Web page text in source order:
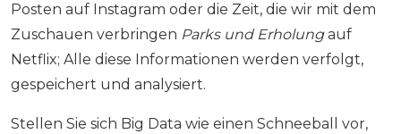
Posten auf Instagram oder die Zeit, die wir mit dem
Zuschauen verbringen Parks und Erholungauf
Netflix; Alle diese Informationen werden verfolgt,
gespeichert und analysiert.
Stellen Sie sich Big Data wie einen Schneeball vor,